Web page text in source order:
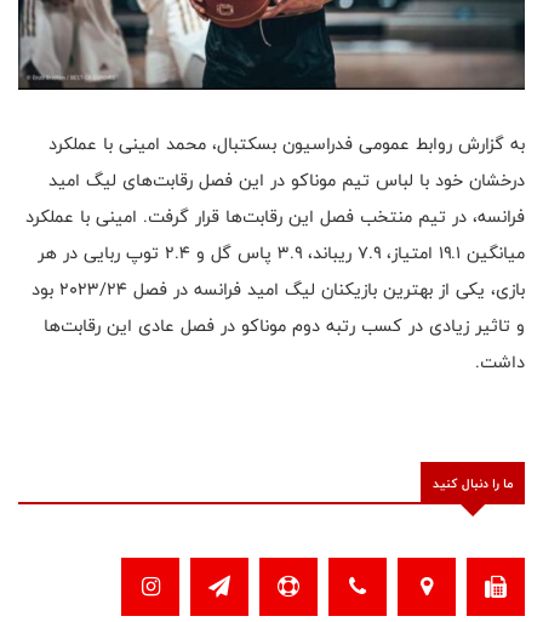
به گزارش روابط عمومی فدراسیون بسکتبال، محمد امینی با عملکرد
درخشان خود با لباس تیم موناکو در این فصل رقابت‌های لیگ امید
فرانسه، در تیم منتخب فصل این رقابت‌ها قرار گرفت. امینی با عملکرد
میانگین ۱۹.۱ امتیاز، ۷.۹ ریباند، ۳.۹ پاس گل و ۲‌.۴ توپ ربایی در هر
بازی، یکی از بهترین بازیکنان لیگ امید فرانسه در فصل ۲۰۲۳/۲۴ بود
و تاثیر زیادی در کسب رتبه دوم موناکو در فصل عادی این رقابت‌ها
داشت.
ما را دنبال کنید